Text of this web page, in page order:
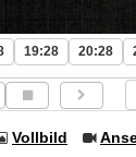
19:28 20:28
Vollbild